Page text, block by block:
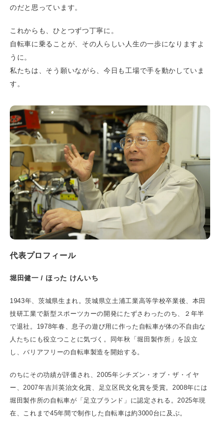
のだと思っています。
これからも、ひとつずつ丁寧に。
自転車に乗ることが、その人らしい人生の一歩になりますよ
うに。
私たちは、そう願いながら、今日も工場で手を動かしていま
す。
代表プロフィール
堀田健一 / ほった けんいち
1943年、茨城県生まれ。茨城県立土浦工業高等学校卒業後、本田
技研工業で新型スポーツカーの開発にたずさわったのち、２年半
で退社。1978年春、息子の遊び用に作った自転車が体の不自由な
人たちにも役立つことに気づく。同年秋「堀田製作所」を設立
し、バリアフリーの自転車製造を開始する。
のちにその功績が評価され、2005年シチズン・オブ・ザ・イヤ
ー、2007年吉川英治文化賞、足立区民文化賞を受賞。2008年には
堀田製作所の自転車が「足立ブランド」に認定される。2025年現
在、これまで45年間で制作した自転車は約3000台に及ぶ。